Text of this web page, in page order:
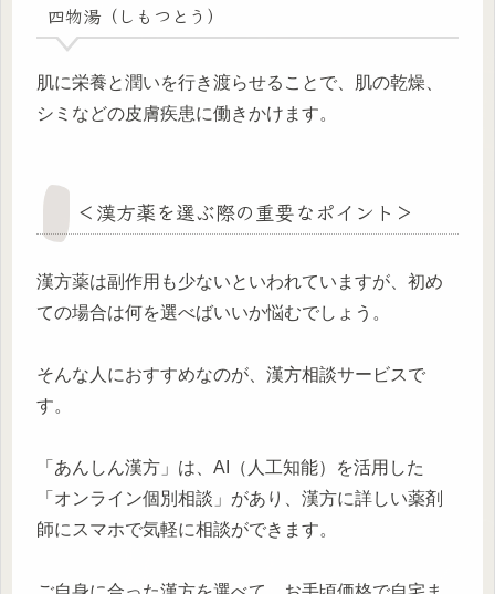
四物湯（しもつとう）
肌に栄養と潤いを行き渡らせることで、肌の乾燥、
シミなどの皮膚疾患に働きかけます。
＜漢方薬を選ぶ際の重要なポイント＞
漢方薬は副作用も少ないといわれていますが、初め
ての場合は何を選べばいいか悩むでしょう。
そんな人におすすめなのが、漢方相談サービスで
す。
「あんしん漢方」は、AI（人工知能）を活用した
「オンライン個別相談」があり、漢方に詳しい薬剤
師にスマホで気軽に相談ができます。